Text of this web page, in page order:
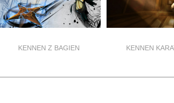
KENNEN Z BAGIEN KENNEN